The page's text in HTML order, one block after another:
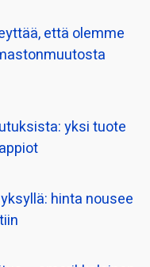
että olemme
yksi tuote
hinta nousee